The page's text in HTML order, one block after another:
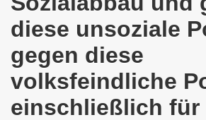
diese unsoziale
gegen diese
volksfeindliche
einschließlich für
und von Martina
Bewegung - feier am
Bewegung als Korrespondenz
solidarisiert sich am